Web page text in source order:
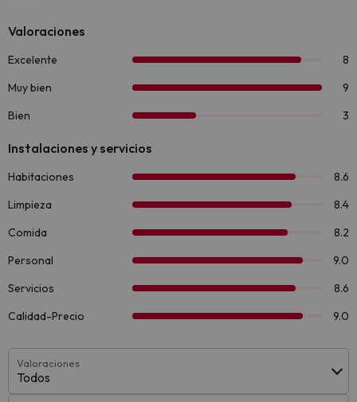
Valoraciones
Todos